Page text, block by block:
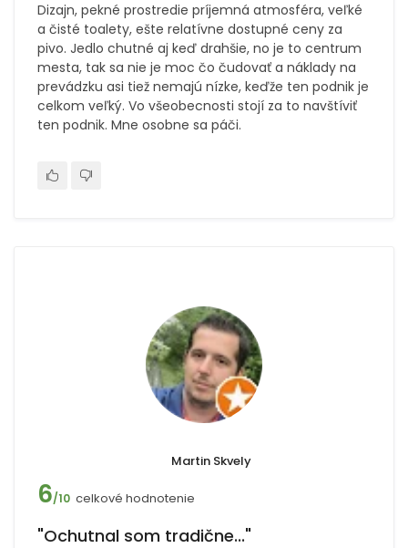
Dizajn, pekné prostredie príjemná atmosféra, veľké
a čisté toalety, ešte relatívne dostupné ceny za
pivo. Jedlo chutné aj keď drahšie, no je to centrum
mesta, tak sa nie je moc čo čudovať a náklady na
prevádzku asi tiež nemajú nízke, keďže ten podnik je
celkom veľký. Vo všeobecnosti stojí za to navštíviť
ten podnik. Mne osobne sa páči.
Martin Skvely
6/10 celkové hodnotenie
"Ochutnal som tradične..."